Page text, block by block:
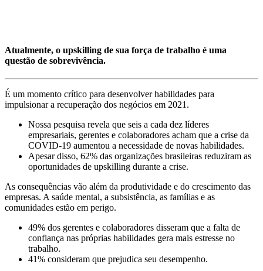
Atualmente, o upskilling de sua força de trabalho é uma
questão de sobrevivência.
É um momento crítico para desenvolver habilidades para
impulsionar a recuperação dos negócios em 2021.
Nossa pesquisa revela que seis a cada dez líderes
empresariais, gerentes e colaboradores acham que a crise da
COVID-19 aumentou a necessidade de novas habilidades.
Apesar disso, 62% das organizações brasileiras reduziram as
oportunidades de upskilling durante a crise.
As consequências vão além da produtividade e do crescimento das
empresas. A saúde mental, a subsistência, as famílias e as
comunidades estão em perigo.
49% dos gerentes e colaboradores disseram que a falta de
confiança nas próprias habilidades gera mais estresse no
trabalho.
41% consideram que prejudica seu desempenho.